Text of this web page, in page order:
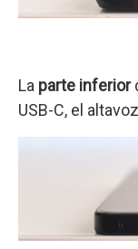
La parte inferior
USB-C, el